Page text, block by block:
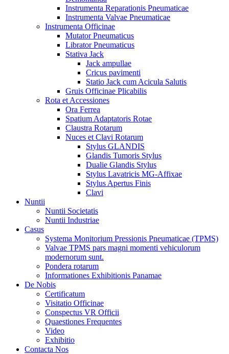
Instrumenta Reparationis Pneumaticae
Instrumenta Valvae Pneumaticae
Instrumenta Officinae
Mutator Pneumaticus
Librator Pneumaticus
Stativa Jack
Jack ampullae
Cricus pavimenti
Statio Jack cum Acicula Salutis
Gruis Officinae Plicabilis
Rota et Accessiones
Ora Ferrea
Spatium Adaptatoris Rotae
Claustra Rotarum
Nuces et Clavi Rotarum
Stylus GLANDIS
Glandis Tumoris Stylus
Dualie Glandis Stylus
Stylus Lavatricis MG-Affixae
Stylus Apertus Finis
Clavi
Nuntii
Nuntii Societatis
Nuntii Industriae
Casus
Systema Monitorium Pressionis Pneumaticae (TPMS)
Valvae TPMS pars magni momenti vehiculorum
modernorum sunt.
Pondera rotarum
Informationes Exhibitionis Panamae
De Nobis
Certificatum
Visitatio Officinae
Conspectus VR Officii
Quaestiones Frequentes
Video
Exhibitio
Contacta Nos